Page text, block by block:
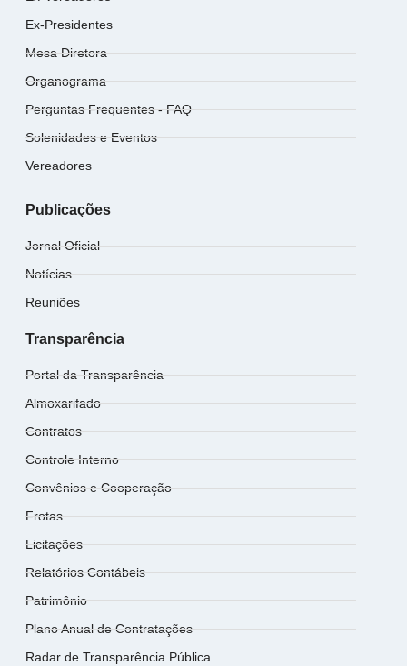
Ex-Presidentes
Mesa Diretora
Organograma
Perguntas Frequentes - FAQ
Solenidades e Eventos
Vereadores
Publicações
Jornal Oficial
Notícias
Reuniões
Transparência
Portal da Transparência
Almoxarifado
Contratos
Controle Interno
Convênios e Cooperação
Frotas
Licitações
Relatórios Contábeis
Patrimônio
Plano Anual de Contratações
Radar de Transparência Pública